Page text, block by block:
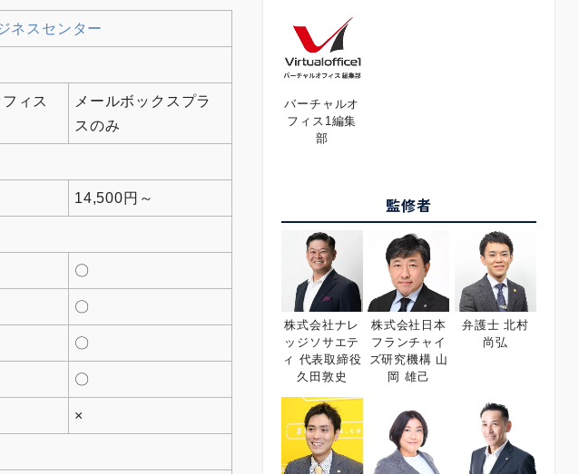
ネスセンター
ィス
メールボックスプラ
スのみ
14,500円～
〇
〇
〇
〇
×
バーチャルオ
フィス1編集
部
監修者
株式会社ナレ
ッジソサエテ
ィ 代表取締役
久田敦史
株式会社日本
フランチャイ
ズ研究機構 山
岡 雄己
弁護士 北村
尚弘